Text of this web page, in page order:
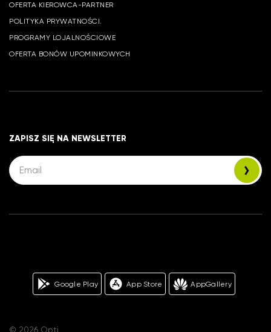
OFERTA KIEROWCA-PARTNER
POLITYKA PRYWATNOŚCI.
PROGRAMY LOJALNOŚCIOWE
OFERTA BONÓW UPOMINKOWYCH
ZAPISZ SIĘ NA NEWSLETTER
Google Play App Store AppGallery
© 2026 Opti